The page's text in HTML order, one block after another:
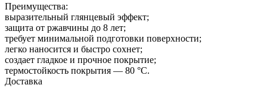
Преимущества:
выразительный глянцевый эффект;
защита от ржавчины до 8 лет;
требует минимальной подготовки поверхности;
легко наносится и быстро сохнет;
создает гладкое и прочное покрытие;
термостойкость покрытия — 80 °С.
Доставка